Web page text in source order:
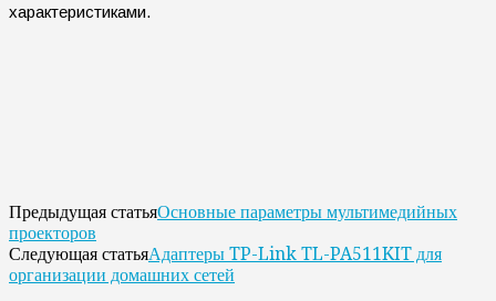
характеристиками.
Предыдущая статьяОсновные параметры мультимедийных
проекторов
Следующая статьяАдаптеры TP-Link TL-PA511KIT для
организации домашних сетей